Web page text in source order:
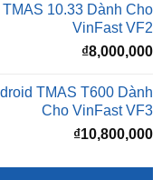
₫8,000,000
TMAS T600 Dành
Cho VinFast VF3
₫10,800,000